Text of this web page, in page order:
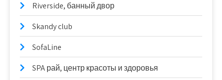
Riverside, банный двор
Skandy club
SofaLine
SPA рай, центр красоты и здоровья